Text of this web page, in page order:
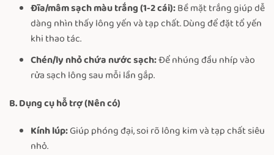
Đĩa/mâm sạch màu trắng (1-2 cái):Bề mặt trắng giúp dễ
dàng nhìn thấy lông yến và tạp chất. Dùng để đặt tổ yến
khi thao tác.
Chén/ly nhỏ chứa nước sạch:Để nhúng đầu nhíp vào
rửa sạch lông sau mỗi lần gắp.
B. Dụng cụ hỗ trợ (Nên có)
Kính lúp:Giúp phóng đại, soi rõ lông kim và tạp chất siêu
nhỏ.